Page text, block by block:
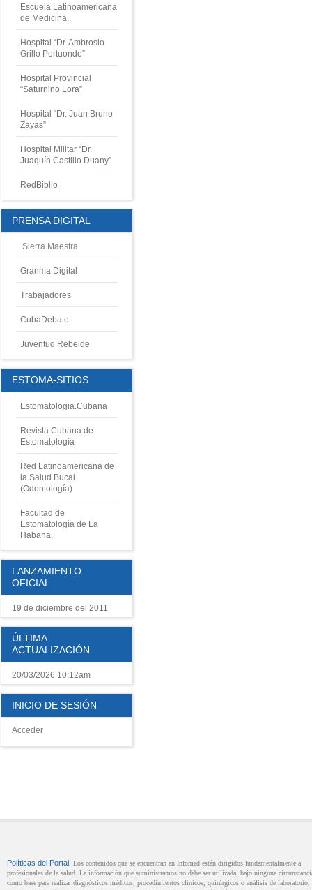
Escuela Latinoamericana
de Medicina.
Hospital “Dr. Ambrosio
Grillo Portuondo”
Hospital Provincial
“Saturnino Lora”
Hospital “Dr. Juan Bruno
Zayas”
Hospital Militar “Dr.
Juaquín Castillo Duany”
RedBiblio
PRENSA DIGITAL
Sierra Maestra
Granma Digital
Trabajadores
CubaDebate
Juventud Rebelde
ESTOMA-SITIOS
Estomatologia.Cubana
Revista Cubana de
Estomatología
Red Latinoamericana de
la Salud Bucal
(Odontología)
Facultad de
Estomatologìa de La
Habana.
LANZAMIENTO
OFICIAL
19 de diciembre del 2011
ÚLTIMA
ACTUALIZACIÓN
20/03/2026 10:12am
INICIO DE SESIÓN
Acceder
Políticas del Portal . Los contenidos que se encuentran en Infomed están dirigidos fundamentalmente a
profesionales de la salud. La información que suministramos no debe ser utilizada, bajo ninguna
como base para realizar diagnósticos médicos, procedimientos clínicos, quirúrgicos o análisis de laboratorio,